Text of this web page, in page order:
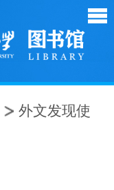
外文发现使